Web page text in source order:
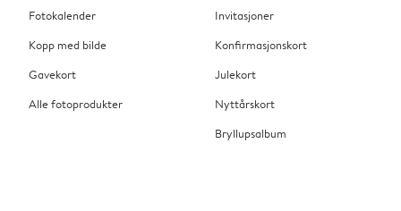
Fotokalender
Kopp med bilde
Gavekort
Alle fotoprodukter
Invitasjoner
Konfirmasjonskort
Julekort
Nyttårskort
Bryllupsalbum